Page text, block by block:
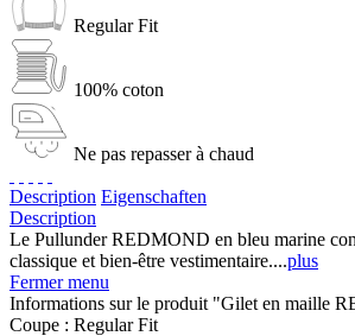
Regular Fit
100% coton
Ne pas repasser à chaud
Description Eigenschaften
Description
Le Pullunder REDMOND en bleu marine
classique et bien-être vestimentaire....plus
Fermer menu
Informations sur le produit "Gilet en maille
Coupe : Regular Fit